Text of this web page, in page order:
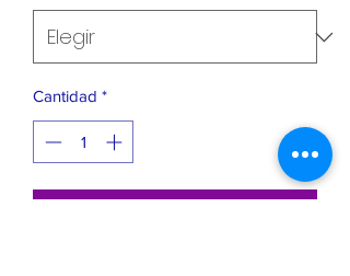
Cantidad *